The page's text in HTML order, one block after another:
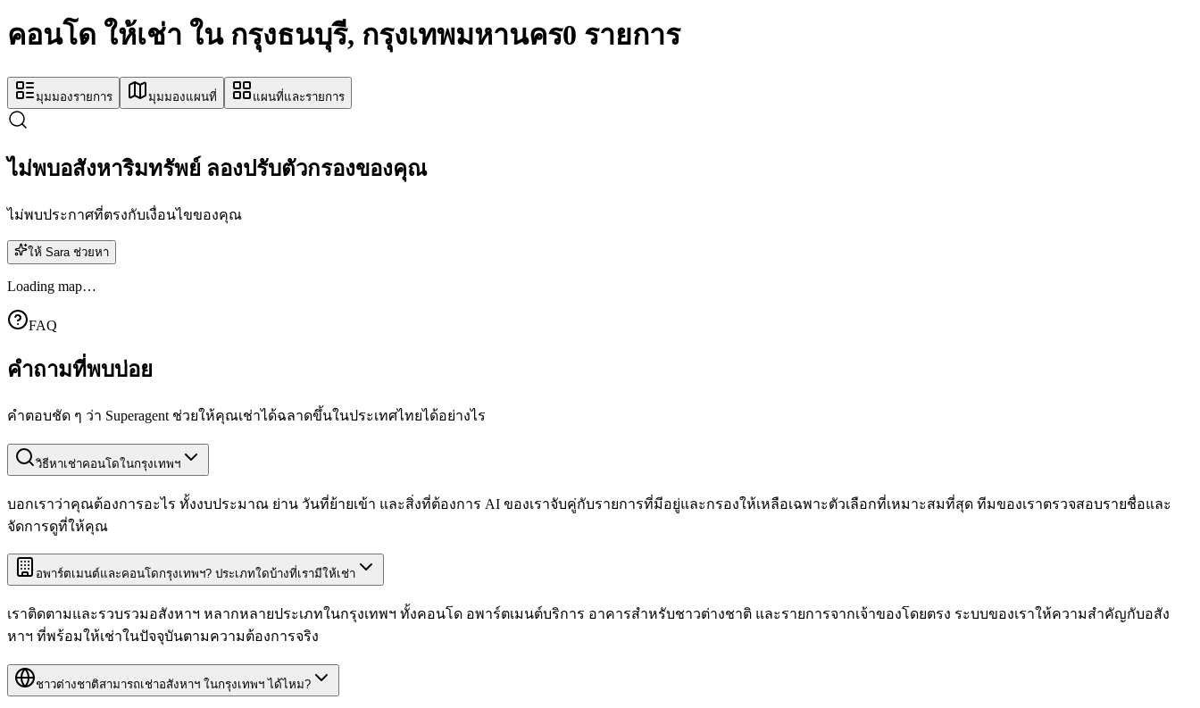
คอนโด ให้เช่า ใน กรุงธนบุรี, กรุงเทพมหานคร0 รายการ
มุมมองรายการ มุมมองแผนที่ แผนที่และรายการ
ไม่พบอสังหาริมทรัพย์ ลองปรับตัวกรองของคุณ
ไม่พบประกาศที่ตรงกับเงื่อนไขของคุณ
ให้ Sara ช่วยหา
Loading map…
FAQ
คำถามที่พบบ่อย
คำตอบชัด ๆ ว่า Superagent ช่วยให้คุณเช่าได้ฉลาดขึ้นในประเทศไทยได้อย่างไร
วิธีหาเช่าคอนโดในกรุงเทพฯ
บอกเราว่าคุณต้องการอะไร ทั้งงบประมาณ ย่าน วันที่ย้ายเข้า และสิ่งที่ต้องการ AI ของเราจับคู่กับรายการที่มีอยู่และกรองให้เหลือเฉพาะตัวเลือกที่เหมาะสมที่สุด ทีมของเราตรวจสอบรายชื่อและ
จัดการดูที่ให้คุณ
อพาร์ตเมนต์และคอนโดกรุงเทพฯ? ประเภทใดบ้างที่เรามีให้เช่า
เราติดตามและรวบรวมอสังหาฯ หลากหลายประเภทในกรุงเทพฯ ทั้งคอนโด อพาร์ตเมนต์บริการ อาคารสำหรับชาวต่างชาติ และรายการจากเจ้าของโดยตรง ระบบของเราให้ความสำคัญกับอสัง
หาฯ ที่พร้อมให้เช่าในปัจจุบันตามความต้องการจริง
ชาวต่างชาติสามารถเช่าอสังหาฯ ในกรุงเทพฯ ได้ไหม?